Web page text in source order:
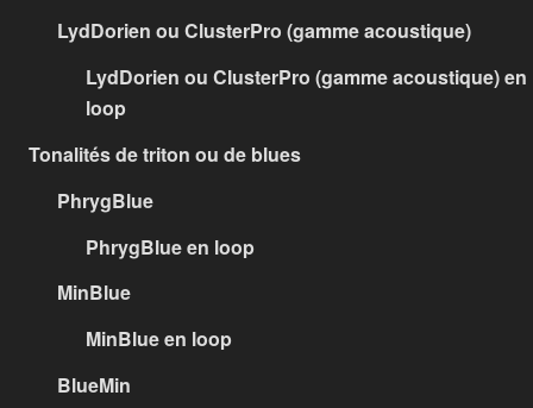
LydDorien ou ClusterPro (gamme acoustique)
LydDorien ou ClusterPro (gamme acoustique) en
loop
Tonalités de triton ou de blues
PhrygBlue
PhrygBlue en loop
MinBlue
MinBlue en loop
BlueMin